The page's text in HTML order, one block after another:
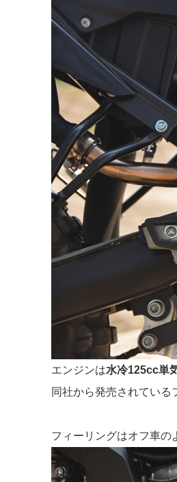
エンジンは水冷125cc単
同社から発売されている
フィーリングはオフ車の